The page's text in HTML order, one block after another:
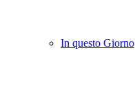
In questo Giorno